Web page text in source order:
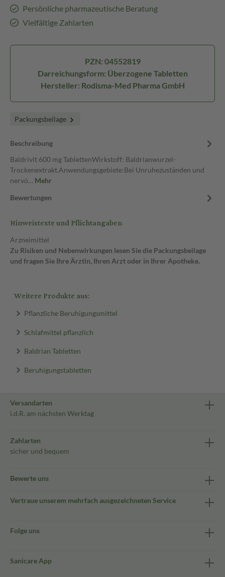
Persönliche pharmazeutische Beratung
Vielfältige Zahlarten
PZN: 04552819
Darreichungsform: Überzogene Tabletten
Hersteller: Rodisma-Med Pharma GmbH
Packungsbeilage
Beschreibung
Baldrivit 600 mg TablettenWirkstoff: Baldrianwurzel-
Trockenextrakt.Anwendungsgebiete:Bei Unruhezuständen und
nervö… Mehr
Bewertungen
Hinweistexte und Pflichtangaben
Arzneimittel
Zu Risiken und Nebenwirkungen lesen Sie die Packungsbeilage
und fragen Sie Ihre Ärztin, Ihren Arzt oder in Ihrer Apotheke.
Weitere Produkte aus:
Pflanzliche Beruhigungsmittel
Schlafmittel pflanzlich
Baldrian Tabletten
Beruhigungstabletten
Versandarten
i.d.R. am nächsten Werktag
Zahlarten
sicher und bequem
Bewerte uns
Vertraue unserem mehrfach ausgezeichneten Service
Folge uns
Sanicare App